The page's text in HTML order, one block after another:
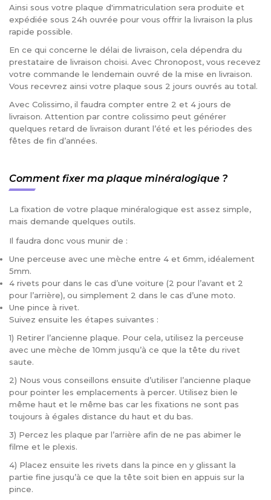
Ainsi sous votre plaque d'immatriculation sera produite et
expédiée sous 24h ouvrée pour vous offrir la livraison la plus
rapide possible.
En ce qui concerne le délai de livraison, cela dépendra du
prestataire de livraison choisi. Avec Chronopost, vous recevez
votre commande le lendemain ouvré de la mise en livraison.
Vous recevrez ainsi votre plaque sous 2 jours ouvrés au total.
Avec Colissimo, il faudra compter entre 2 et 4 jours de
livraison. Attention par contre colissimo peut générer
quelques retard de livraison durant l’été et les périodes des
fêtes de fin d’années.
Comment fixer ma plaque minéralogique ?
La fixation de votre plaque minéralogique est assez simple,
mais demande quelques outils.
Il faudra donc vous munir de :
Une perceuse avec une mèche entre 4 et 6mm, idéalement
5mm.
4 rivets pour dans le cas d’une voiture (2 pour l’avant et 2
pour l’arrière), ou simplement 2 dans le cas d’une moto.
Une pince à rivet.
Suivez ensuite les étapes suivantes :
1) Retirer l’ancienne plaque. Pour cela, utilisez la perceuse
avec une mèche de 10mm jusqu’à ce que la tête du rivet
saute.
2) Nous vous conseillons ensuite d’utiliser l’ancienne plaque
pour pointer les emplacements à percer. Utilisez bien le
même haut et le même bas car les fixations ne sont pas
toujours à égales distance du haut et du bas.
3) Percez les plaque par l’arrière afin de ne pas abimer le
filme et le plexis.
4) Placez ensuite les rivets dans la pince en y glissant la
partie fine jusqu’à ce que la tête soit bien en appuis sur la
pince.